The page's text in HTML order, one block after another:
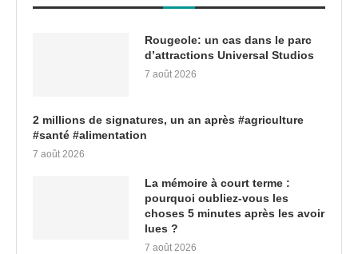
Rougeole: un cas dans le parc
d’attractions Universal Studios
7 août 2026
2 millions de signatures, un an après #agriculture
#santé #alimentation
7 août 2026
La mémoire à court terme :
pourquoi oubliez-vous les
choses 5 minutes après les avoir
lues ?
7 août 2026